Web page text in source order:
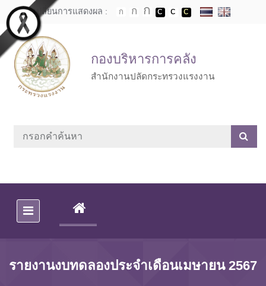
Skip to main content
เปลี่ยนการแสดงผล :
กองบริหารการคลัง
สำนักงานปลัดกระทรวงแรงงาน
(CURRENT)
รายงานงบทดลองประจำเดือนเมษายน 2567